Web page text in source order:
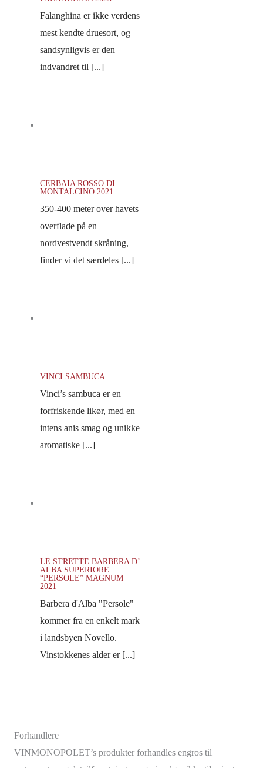
Falanghina er ikke verdens
mest kendte druesort, og
sandsynligvis er den
indvandret til [...]
CERBAIA ROSSO DI
MONTALCINO 2021
350-400 meter over havets
overflade på en
nordvestvendt skråning,
finder vi det særdeles [...]
VINCI SAMBUCA
Vinci’s sambuca er en
forfriskende likør, med en
intens anis smag og unikke
aromatiske [...]
LE STRETTE BARBERA D’
ALBA SUPERIORE
“PERSOLE” MAGNUM
2021
Barbera d'Alba "Persole"
kommer fra en enkelt mark
i landsbyen Novello.
Vinstokkenes alder er [...]
Forhandlere
VINMONOPOLET’s produkter forhandles engros til